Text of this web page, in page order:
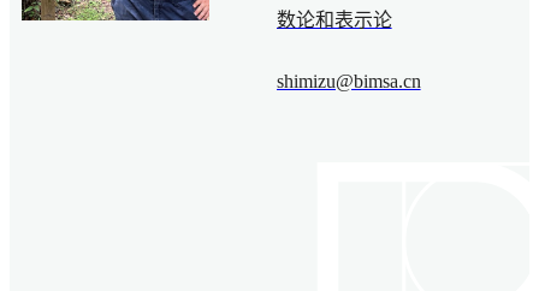
数论和表示论
shimizu@bimsa.cn